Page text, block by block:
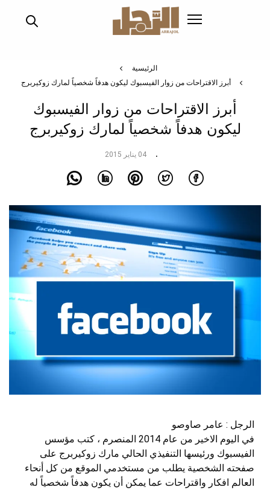
الرئيسية
أبرز الاقتراحات من زوار الفيسبوك ليكون هدفاً شخصياً لمارك زوكيربرج
أبرز الاقتراحات من زوار الفيسبوك
ليكون هدفاً شخصياً لمارك زوكيربرج
04 يناير 2015
الرجل : عامر صاوصو
في اليوم الاخير من عام 2014 المنصرم ، كتب مؤسس
الفيسبوك ورئيسها التنفيذي الحالي مارك زوكيربرج على
صفحته الشخصية يطلب من مستخدمي الموقع من كل أنحاء
العالم افكار واقتراحات عما يمكن أن يكون هدفاً شخصياً له